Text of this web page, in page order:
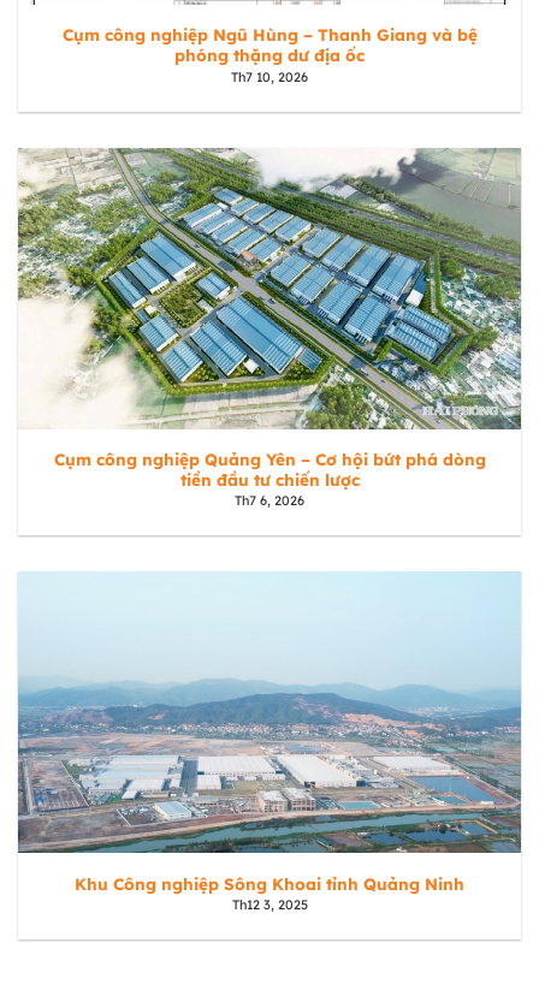
Cụm công nghiệp Ngũ Hùng – Thanh Giang và bệ
phóng thặng dư địa ốc
Th7 10, 2026
Cụm công nghiệp Quảng Yên – Cơ hội bứt phá dòng
tiền đầu tư chiến lược
Th7 6, 2026
Khu Công nghiệp Sông Khoai tỉnh Quảng Ninh
Th12 3, 2025